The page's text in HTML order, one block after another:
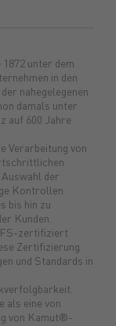
unter dem
in den
nahegelegenen
damals unter
auf 600 Jahre
Verarbeitung von
der
Kontrollen
bis hin zu
Kunden.
zertifiziert
Zertifizierung
und Standards in
als eine von
von Kamut®-